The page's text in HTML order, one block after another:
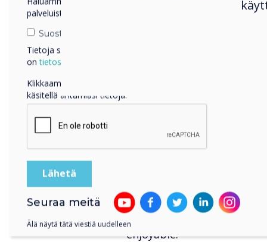
and starts with me. What
work today. For me to
that and for others to get
listen and ask questions!
embrace what makes
much creativity and
and respected.
In short, there’s a long
understand inclusivity.
challenge the norm and
environment where
steps we’re making as a
enjoyable.
palveluistamme sähköpostitse, puhelimitse tai postitse.
Suostun vastaanottamaan viestejä Clevertouch.
Tietoja siitä, miten keräämme ja käytämme henkilötietojasi,
on tietosuojaselosteessamme
Klikkaamalla lähetä annat Clevertouch luvan tallentaa ja
käsitellä antamiasi tietoja.
Seuraa meitä
Älä näytä tätä viestiä uudelleen